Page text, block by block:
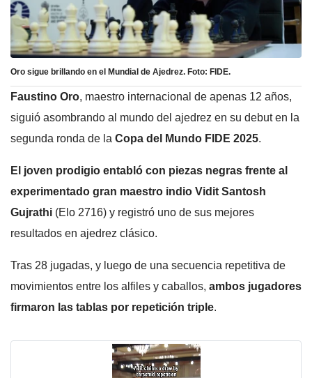
Oro sigue brillando en el Mundial de Ajedrez. Foto: FIDE.
Faustino Oro, maestro internacional de apenas 12 años,
siguió asombrando al mundo del ajedrez en su debut en la
segunda ronda de la Copa del Mundo FIDE 2025.
El joven prodigio entabló con piezas negras frente al
experimentado gran maestro indio Vidit Santosh
Gujrathi (Elo 2716) y registró uno de sus mejores
resultados en ajedrez clásico.
Tras 28 jugadas, y luego de una secuencia repetitiva de
movimientos entre los alfiles y caballos, ambos jugadores
firmaron las tablas por repetición triple.